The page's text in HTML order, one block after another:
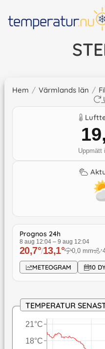
Hem / Värmlands län /
Uppmätt
Prognos 24h
8 aug 12:04– 9 aug 12:04
20,7°/13,1° 0,0 mm ↓
METEOGRAM 10
TEMPERATUR
18°C
21°C